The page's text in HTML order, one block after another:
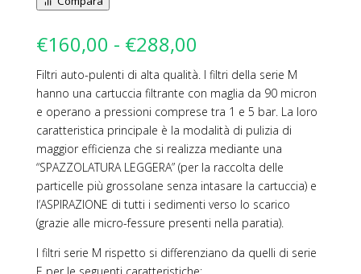
€160,00 - €288,00
prezzo:
da
€160,00
a
€288,00
Filtri auto-pulenti di alta qualità. I filtri della serie M
hanno una cartuccia filtrante con maglia da 90 micron
e operano a pressioni comprese tra 1 e 5 bar. La loro
caratteristica principale è la modalità di pulizia di
maggior efficienza che si realizza mediante una
“SPAZZOLATURA LEGGERA” (per la raccolta delle
particelle più grossolane senza intasare la cartuccia) e
l’ASPIRAZIONE di tutti i sedimenti verso lo scarico
(grazie alle micro-fessure presenti nella paratia).
I filtri serie M rispetto si differenziano da quelli di serie